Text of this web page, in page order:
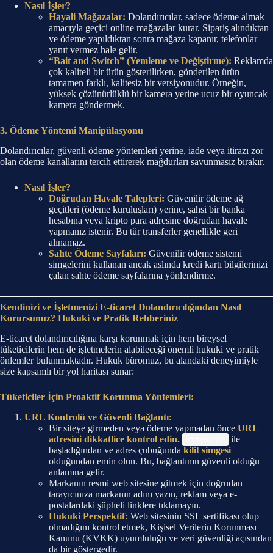
Nasıl İşler?
Hayali Mağazalar: Dolandırıcılar, sadece ödeme almak
amacıyla geçici online mağazalar kurar. Sipariş alındıktan
ve ödeme yapıldıktan sonra mağaza kapanır, telefonlar
yanıt vermez hale gelir.
“Bait and Switch” (Yemleme ve Değiştirme): Reklamda
çok kaliteli bir ürün gösterilirken, gönderilen ürün
tamamen farklı, kalitesiz bir versiyonudur. Örneğin,
yüksek çözünürlüklü bir kamera yerine ucuz bir oyuncak
kamera göndermek.
3. Ödeme Yöntemi Manipülasyonu
Dolandırıcılar, güvenli ödeme yöntemleri yerine, iade veya itirazı zor
olan ödeme kanallarını tercih ettirerek mağdurları savunmasız bırakır.
Nasıl İşler?
Doğrudan Havale Talepleri: Güvenilir ödeme ağ
geçitleri (ödeme kuruluşları) yerine, şahsi bir banka
hesabına veya kripto para adresine doğrudan havale
yapmanız istenir. Bu tür transferler genellikle geri
alınamaz.
Sahte Ödeme Sayfaları: Güvenilir ödeme sistemi
simgelerini kullanan ancak aslında kredi kartı bilgilerinizi
çalan sahte ödeme sayfalarına yönlendirme.
Kendinizi ve İşletmenizi E-ticaret Dolandırıcılığından Nasıl
Korursunuz? Hukuki ve Pratik Rehberiniz
E-ticaret dolandırıcılığına karşı korunmak için hem bireysel
tüketicilerin hem de işletmelerin alabileceği önemli hukuki ve pratik
önlemler bulunmaktadır. Hukuk büromuz, bu alandaki deneyimiyle
size kapsamlı bir yol haritası sunar:
Tüketiciler İçin Proaktif Korunma Yöntemleri:
URL Kontrolü ve Güvenli Bağlantı:
Bir siteye girmeden veya ödeme yapmadan önce URL
adresini dikkatlice kontrol edin.
ile
başladığından ve adres çubuğunda kilit simgesi
olduğundan emin olun. Bu, bağlantının güvenli olduğu
anlamına gelir.
Markanın resmi web sitesine gitmek için doğrudan
tarayıcınıza markanın adını yazın, reklam veya e-
postalardaki şüpheli linklere tıklamayın.
Hukuki Perspektif: Web sitesinin SSL sertifikası olup
olmadığını kontrol etmek, Kişisel Verilerin Korunması
Kanunu (KVKK) uyumluluğu ve veri güvenliği açısından
da bir göstergedir.